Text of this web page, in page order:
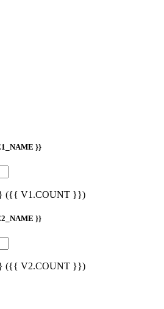
}}
({{ V1.COUNT }})
}}
({{ V2.COUNT }})